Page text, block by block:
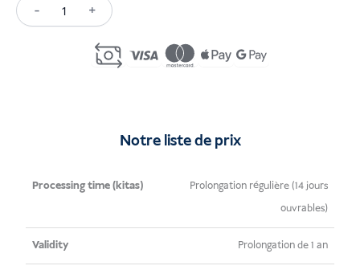
-
Quantité
+
Notre liste de prix
Délai de
(kitas)
Validité
Prolongation régulière (14 jours
ouvrables)
Prolongation de 1 an